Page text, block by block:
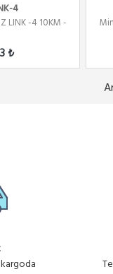
4
LINK -4 10KM -
₺